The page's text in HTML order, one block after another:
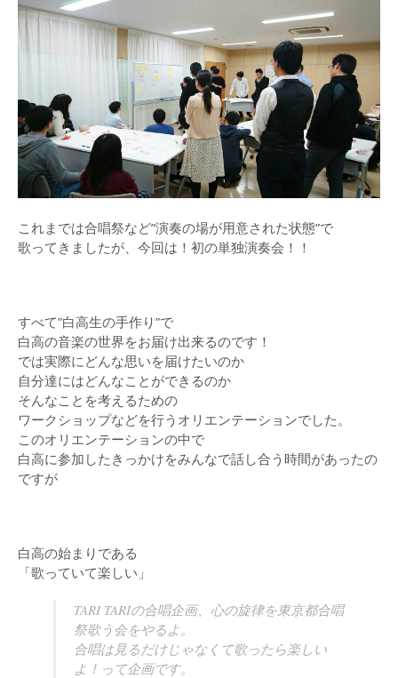
これまでは合唱祭など”演奏の場が用意された状態”で
歌ってきましたが、今回は！初の単独演奏会！！
すべて”白高生の手作り”で
白高の音楽の世界をお届け出来るのです！
では実際にどんな思いを届けたいのか
自分達にはどんなことができるのか
そんなことを考えるための
ワークショップなどを行うオリエンテーションでした。
このオリエンテーションの中で
白高に参加したきっかけをみんなで話し合う時間があったの
ですが
白高の始まりである
「歌っていて楽しい」
TARI TARIの合唱企画、心の旋律を東京都合唱
祭歌う会をやるよ。
合唱は見るだけじゃなくて歌ったら楽しい
よ！って企画です。